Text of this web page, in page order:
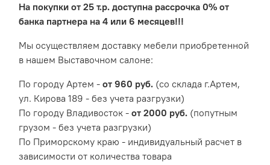
На покупки от 25 т.р. доступна рассрочка 0% от
банка партнера на 4 или 6 месяцев!!!
Мы осуществляем доставку мебели приобретенной
в нашем Выставочном салоне:
По городу Артем - от 960 руб. (со склада г.Артем,
ул. Кирова 189 - без учета разгрузки)
По городу Владивосток - от 2000 руб. (попутным
грузом - без учета разгрузки)
По Приморскому краю - индивидуальный расчет в
зависимости от количества товара